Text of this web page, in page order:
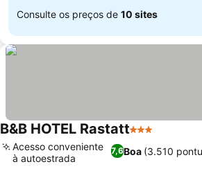
Consulte os preços de 10 sites
B&B HOTEL Rastatt3 Estrelas
7,6Boa (3.510
Acesso conveniente
à autoestrada